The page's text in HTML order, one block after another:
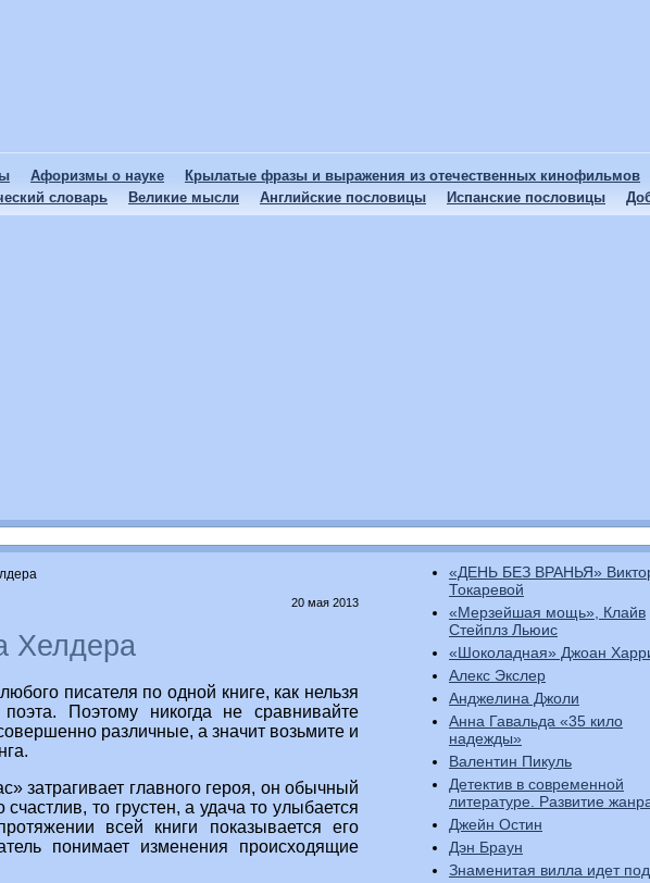
Афоризмы о науке Крылатые фразы и выражения из отечественных кинофильмов
словарь
Великие мысли Английские пословицы Испанские пословицы
20 мая 2013
Хелдера
писателя по одной книге, как нельзя
Поэтому никогда не сравнивайте
различные, а значит возьмите и
затрагивает главного героя, он обычный
то грустен, а удача то улыбается
всей книги показывается его
понимает изменения происходящие
«ДЕНЬ БЕЗ ВРАНЬЯ»
Токаревой
«Мерзейшая мощь», Клайв
Стейплз Льюис
«Шоколадная» Джоан
Алекс Экслер
Анджелина Джоли
Анна Гавальда «35 кило
надежды»
Валентин Пикуль
Детектив в современной
литературе. Развитие
Джейн Остин
Дэн Браун
Знаменитая вилла идет